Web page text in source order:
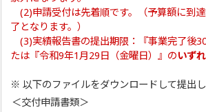
(2)申請受付は先着順です。（予算額に到
了となります。）
(3)実績報告書の提出期限：
『事業完了後
たは『令和9年1月29日（金曜日）』のいず
※ 以下のファイルをダウンロードして提出し
＜交付申請書類＞